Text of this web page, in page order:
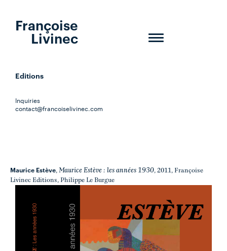
Toggle
Françoise
Livinec
Editions
Inquiries
contact@francoiselivinec.com
Maurice Estève, Maurice Estève : les années 1930, 2011, Françoise
Livinec Editions, Philippe Le Burgue